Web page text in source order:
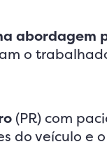
abordagem
o
(PR) com
do veículo e